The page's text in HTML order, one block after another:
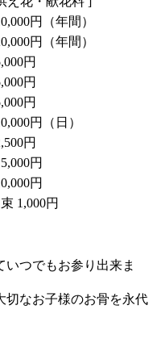
円（年間）
円（年間）
円
円
円
円（日）
円
円
円
1,000円
つでもお参り出来ま
なお子様のお骨を永代